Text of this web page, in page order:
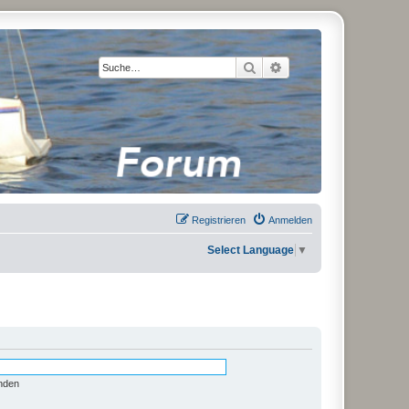
Suche Erweiterte Suche
Anmelden
Registrieren
Select Language ▼